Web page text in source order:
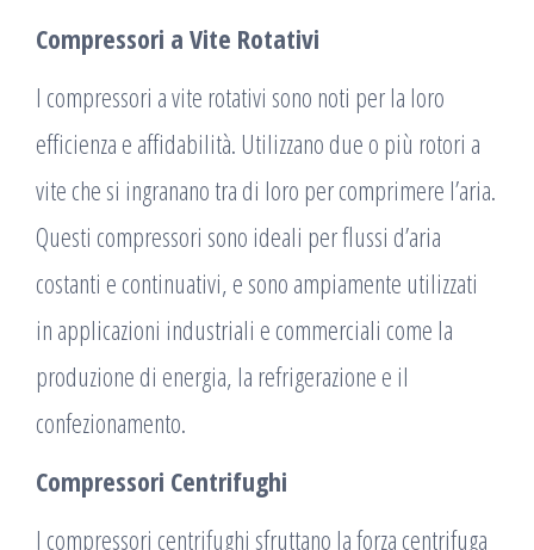
Compressori a Vite Rotativi
I compressori a vite rotativi sono noti per la loro
efficienza e affidabilità. Utilizzano due o più rotori a
vite che si ingranano tra di loro per comprimere l’aria.
Questi compressori sono ideali per flussi d’aria
costanti e continuativi, e sono ampiamente utilizzati
in applicazioni industriali e commerciali come la
produzione di energia, la refrigerazione e il
confezionamento.
Compressori Centrifughi
I compressori centrifughi sfruttano la forza centrifuga